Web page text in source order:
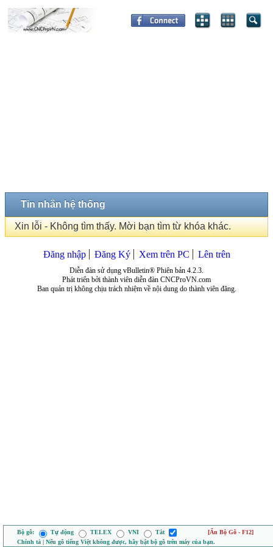
Tin nhắn hệ thống
Xin lỗi - Không tìm thấy. Mời bạn tìm từ khóa khác.
Đăng nhập Đăng Ký Xem trên PC Lên trên
Diễn đàn sử dụng vBulletin® Phiên bản 4.2.3.
Phát triển bởi thành viên diễn đàn CNCProVN.com
Ban quản trị không chịu trách nhiệm về nội dung do thành viên đăng.
Bộ gõ: Tự động TELEX VNI Tắt
[Ẩn Bộ Gõ - F12]
Chính tả | Nếu gõ tiếng Việt không được, hãy bật bộ gõ trên máy của bạn.